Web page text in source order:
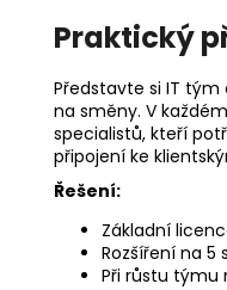
Praktický
Představte si IT
na směny. V
specialistů, kteří
připojení ke
Řešení:
Základní
Rozšíření na 5
Při růstu týmu